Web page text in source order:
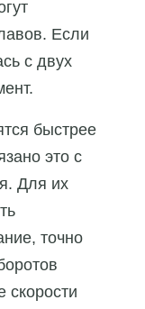
Если
с двух
быстрее
это с
Для их
точно
скорости